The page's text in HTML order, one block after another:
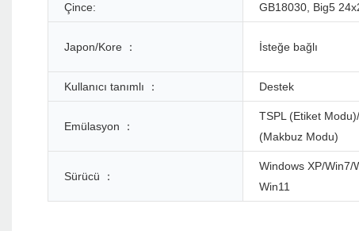
Çince: GB18030, Big5
Japon/Kore ： İsteğe bağlı
Kullanıcı tanımlı ： Destek
Emülasyon ：
TSPL (Etiket
(Makbuz Modu)
Sürücü ：
Windows XP/Win7/
Win11